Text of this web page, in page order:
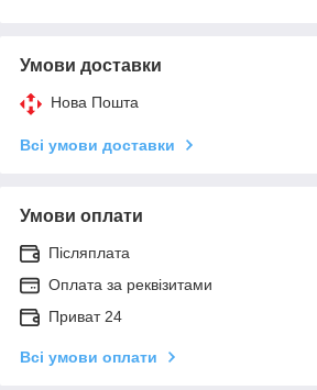
Умови доставки
Нова Пошта
Всі умови доставки
Умови оплати
Післяплата
Оплата за реквізитами
Приват 24
Всі умови оплати